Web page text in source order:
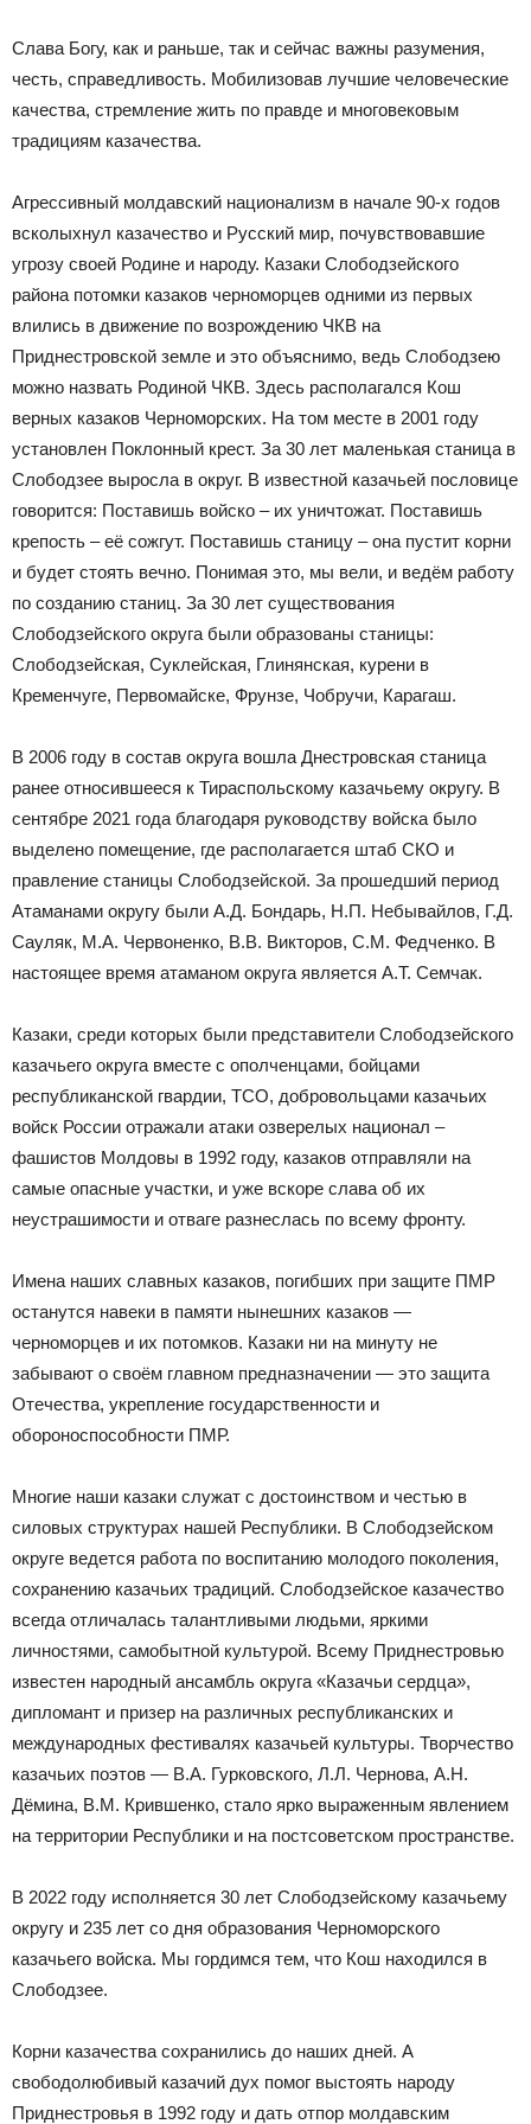
Слава Богу, как и раньше, так и сейчас важны разумения,
честь, справедливость. Мобилизовав лучшие человеческие
качества, стремление жить по правде и многовековым
традициям казачества.
Агрессивный молдавский национализм в начале 90-х годов
всколыхнул казачество и Русский мир, почувствовавшие
угрозу своей Родине и народу. Казаки Слободзейского
района потомки казаков черноморцев одними из первых
влились в движение по возрождению ЧКВ на
Приднестровской земле и это объяснимо, ведь Слободзею
можно назвать Родиной ЧКВ. Здесь располагался Кош
верных казаков Черноморских. На том месте в 2001 году
установлен Поклонный крест. За 30 лет маленькая станица в
Слободзее выросла в округ. В известной казачьей пословице
говорится: Поставишь войско – их уничтожат. Поставишь
крепость – её сожгут. Поставишь станицу – она пустит корни
и будет стоять вечно. Понимая это, мы вели, и ведём работу
по созданию станиц. За 30 лет существования
Слободзейского округа были образованы станицы:
Слободзейская, Суклейская, Глинянская, курени в
Кременчуге, Первомайске, Фрунзе, Чобручи, Карагаш.
В 2006 году в состав округа вошла Днестровская станица
ранее относившееся к Тираспольскому казачьему округу. В
сентябре 2021 года благодаря руководству войска было
выделено помещение, где располагается штаб СКО и
правление станицы Слободзейской. За прошедший период
Атаманами округу были А.Д. Бондарь, Н.П. Небывайлов, Г.Д.
Сауляк, М.А. Червоненко, В.В. Викторов, С.М. Федченко. В
настоящее время атаманом округа является А.Т. Семчак.
Казаки, среди которых были представители Слободзейского
казачьего округа вместе с ополченцами, бойцами
республиканской гвардии, ТСО, добровольцами казачьих
войск России отражали атаки озверелых национал –
фашистов Молдовы в 1992 году, казаков отправляли на
самые опасные участки, и уже вскоре слава об их
неустрашимости и отваге разнеслась по всему фронту.
Имена наших славных казаков, погибших при защите ПМР
останутся навеки в памяти нынешних казаков —
черноморцев и их потомков. Казаки ни на минуту не
забывают о своём главном предназначении — это защита
Отечества, укрепление государственности и
обороноспособности ПМР.
Многие наши казаки служат с достоинством и честью в
силовых структурах нашей Республики. В Слободзейском
округе ведется работа по воспитанию молодого поколения,
сохранению казачьих традиций. Слободзейское казачество
всегда отличалась талантливыми людьми, яркими
личностями, самобытной культурой. Всему Приднестровью
известен народный ансамбль округа «Казачьи сердца»,
дипломант и призер на различных республиканских и
международных фестивалях казачьей культуры. Творчество
казачьих поэтов — В.А. Гурковского, Л.Л. Чернова, А.Н.
Дёмина, В.М. Крившенко, стало ярко выраженным явлением
на территории Республики и на постсоветском пространстве.
В 2022 году исполняется 30 лет Слободзейскому казачьему
округу и 235 лет со дня образования Черноморского
казачьего войска. Мы гордимся тем, что Кош находился в
Слободзее.
Корни казачества сохранились до наших дней. А
свободолюбивый казачий дух помог выстоять народу
Приднестровья в 1992 году и дать отпор молдавским